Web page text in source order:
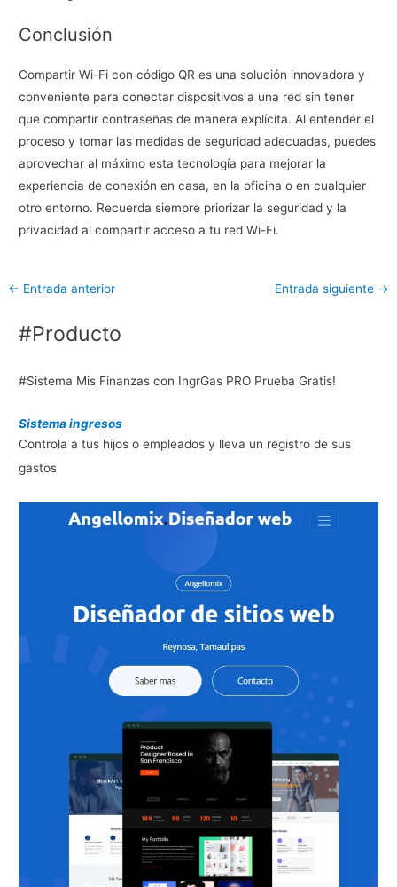
Conclusión
Compartir Wi-Fi con código QR es una solución innovadora y
conveniente para conectar dispositivos a una red sin tener
que compartir contraseñas de manera explícita. Al entender el
proceso y tomar las medidas de seguridad adecuadas, puedes
aprovechar al máximo esta tecnología para mejorar la
experiencia de conexión en casa, en la oficina o en cualquier
otro entorno. Recuerda siempre priorizar la seguridad y la
privacidad al compartir acceso a tu red Wi-Fi.
← Entrada anterior Entrada siguiente →
#Producto
#Sistema Mis Finanzas con IngrGas PRO Prueba Gratis!
Sistema ingresos
Controla a tus hijos o empleados y lleva un registro de sus
gastos